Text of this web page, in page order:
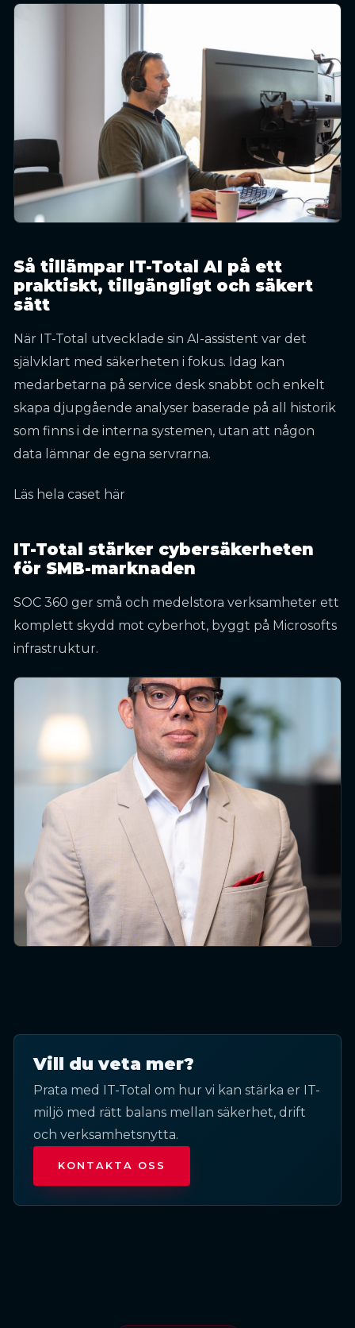
Så tillämpar IT-Total AI på ett
praktiskt, tillgängligt och säkert
sätt
När IT-Total utvecklade sin AI-assistent var det
självklart med säkerheten i fokus. Idag kan
medarbetarna på service desk snabbt och enkelt
skapa djupgående analyser baserade på all historik
som finns i de interna systemen, utan att någon
data lämnar de egna servrarna.
Läs hela caset här
IT-Total stärker cybersäkerheten
för SMB-marknaden
SOC 360 ger små och medelstora verksamheter ett
komplett skydd mot cyberhot, byggt på Microsofts
infrastruktur.
Vill du veta mer?
Prata med IT-Total om hur vi kan stärka er IT-
miljö med rätt balans mellan säkerhet, drift
och verksamhetsnytta.
KONTAKTA OSS